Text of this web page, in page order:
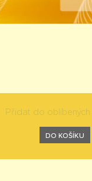
Přidat do oblíbených
DO KOŠÍKU